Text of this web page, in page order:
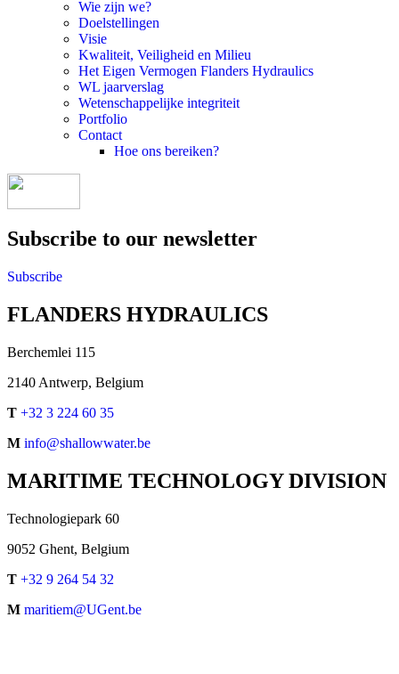
Wie zijn we?
Doelstellingen
Visie
Kwaliteit, Veiligheid en Milieu
Het Eigen Vermogen Flanders Hydraulics
WL jaarverslag
Wetenschappelijke integriteit
Portfolio
Contact
Hoe ons bereiken?
Subscribe to our newsletter
Subscribe
FLANDERS HYDRAULICS
Berchemlei 115
2140 Antwerp, Belgium
T +32 3 224 60 35
M info@shallowwater.be
MARITIME TECHNOLOGY DIVISION
Technologiepark 60
9052 Ghent, Belgium
T +32 9 264 54 32
M maritiem@UGent.be